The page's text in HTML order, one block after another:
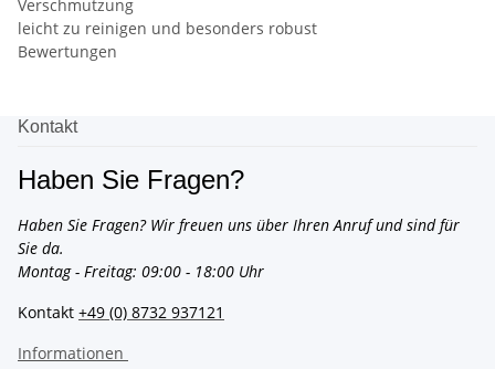
Verschmutzung
leicht zu reinigen und besonders robust
Bewertungen
Kontakt
Haben Sie Fragen?
Haben Sie Fragen? Wir freuen uns über Ihren Anruf und sind für
Sie da.
Montag - Freitag: 09:00 - 18:00 Uhr
Kontakt +49 (0) 8732 937121
Informationen